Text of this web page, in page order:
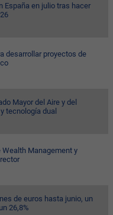
España en julio tras hacer
desarrollar proyectos de
Mayor del Aire y del
tecnología dual
Wealth Management y
de euros hasta junio, un
26,8%